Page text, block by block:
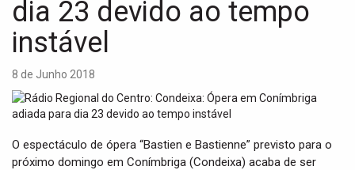
dia 23 devido ao tempo
instável
8 de Junho 2018
O espectáculo de ópera “Bastien e Bastienne” previsto para o
próximo domingo em Conímbriga (Condeixa) acaba de ser